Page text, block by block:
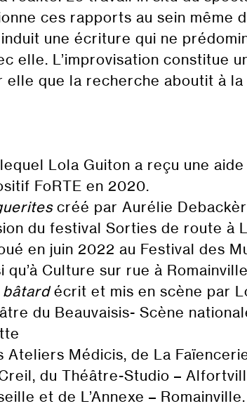
ces rapports au sein même
une écriture qui ne
elle. L’improvisation constitue
elle que la recherche aboutit à
Lola Guiton a reçu une
FoRTE en 2020.
créé par Aurélie
du festival Sorties de route à
en juin 2022 au Festival des
Culture sur rue à
bâtardécrit et mis en scène par
du Beauvaisis- Scène
Ateliers Médicis, de La
du Théâtre-Studio –
et de L’Annexe – Romainville.